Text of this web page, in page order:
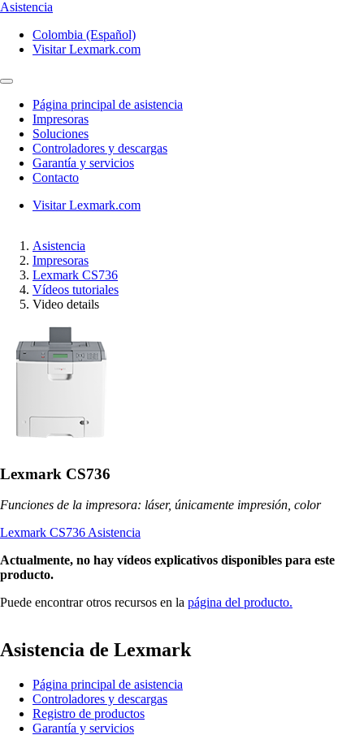
Asistencia
Colombia (Español)
Visitar Lexmark.com
Página principal de asistencia
Impresoras
Soluciones
Controladores y descargas
Garantía y servicios
Contacto
Visitar Lexmark.com
Asistencia
Impresoras
Lexmark CS736
Vídeos tutoriales
Video details
Lexmark CS736
Funciones de la impresora: láser, únicamente impresión, color
Lexmark CS736 Asistencia
Actualmente, no hay vídeos explicativos disponibles para este
producto.
Puede encontrar otros recursos en la página del producto.
Asistencia de Lexmark
Página principal de asistencia
Controladores y descargas
Registro de productos
Garantía y servicios